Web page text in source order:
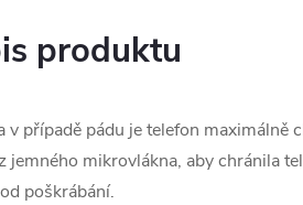
produktu
v případě pádu je telefon maximálně
jemného mikrovlákna, aby chránila
poškrábání.